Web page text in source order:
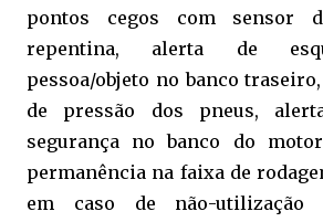
pontos cegos com sensor
repentina, alerta de
pessoa/objeto no banco traseiro,
de pressão dos pneus, a
segurança no banco do
permanência na faixa de
em caso de não-utilização